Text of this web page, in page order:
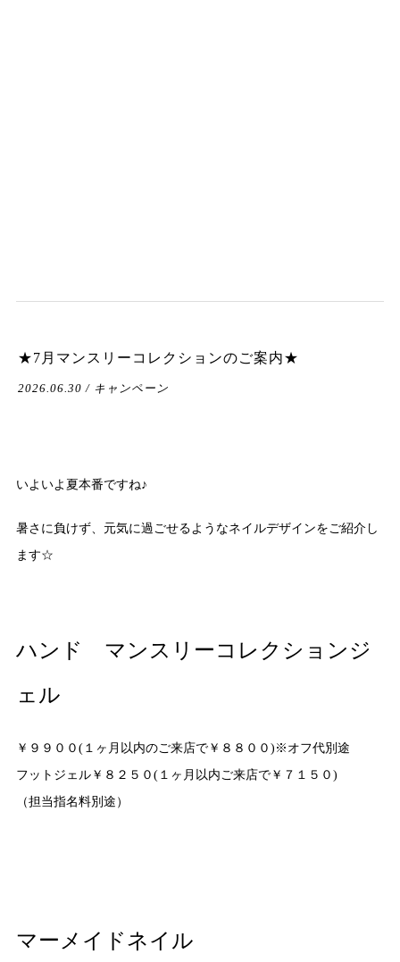
★7月マンスリーコレクションのご案内★
2026.06.30 / キャンペーン
いよいよ夏本番ですね♪
暑さに負けず、元気に過ごせるようなネイルデザインをご紹介し
ます☆
ハンド マンスリーコレクションジ
ェル
￥９９００(１ヶ月以内のご来店で￥８８００)※オフ代別途
フットジェル￥８２５０(１ヶ月以内ご来店で￥７１５０)
（担当指名料別途）
マーメイドネイル